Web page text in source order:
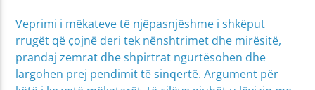
Veprimi i mëkateve të njëpasnjëshme i shkëput
rrugët që çojnë deri tek nënshtrimet dhe mirësitë,
prandaj zemrat dhe shpirtrat ngurtësohen dhe
largohen prej pendimit të sinqertë. Argument për